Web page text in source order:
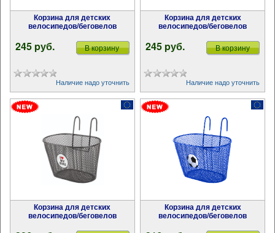
Корзина для детских
велосипедов/беговелов
245 pуб. В корзину
Наличие надо уточнить
Корзина для детских
велосипедов/беговелов
245 pуб. В корзину
Наличие надо уточнить
Корзина для детских
велосипедов/беговелов
Корзина для детских
велосипедов/беговелов